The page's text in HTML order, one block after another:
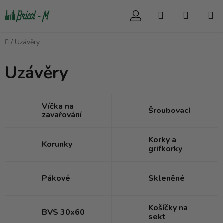
na
Hledat
Domů
/ Uzávěry
Uzávěry
Víčka na
zavařování
Šroubovací
Korunky
Korky a
grifkorky
Pákové Skleněné
BVS 30x60
Košíčky na
sekt